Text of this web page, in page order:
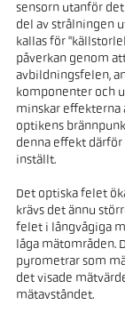
sensorn utanför
del av strålningen
kallas för
påverkan genom
avbildningsfelen,
komponenter och
minskar effekterna
optikens
denna effekt
inställt.
Det optiska felet
krävs det ännu
felet i långvågiga
låga mätområden.
pyrometrar som
det visade
mätavståndet.